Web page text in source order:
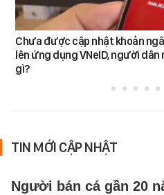
Chưa được cập nhật khoản
lên ứng dụng VNeID, người dân
gì?
TIN MỚI CẬP NHẬT
Người bán cá gần 20